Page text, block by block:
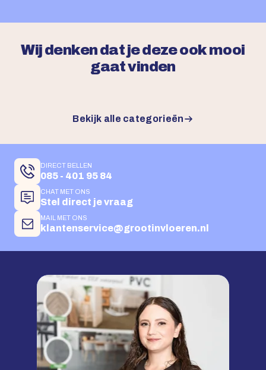
Wij denken dat je deze ook mooi
gaat vinden
Bekijk alle categorieën
DIRECT BELLEN
085 - 401 95 84
CHAT MET ONS
Stel direct je vraag
MAIL MET ONS
klantenservice@grootinvloeren.nl